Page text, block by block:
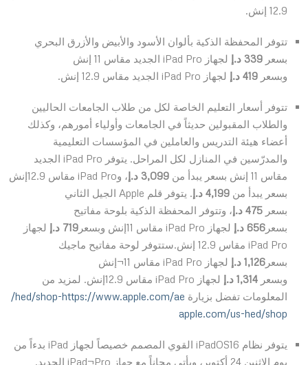
12.9 إنش.
تتوفر المحفظة الذكية بألوان الأسود والأبيض والأزرق البحري
بسعر 339 د.إ
لجهاز iPad Pro الجديد مقاس 11 إنش
وبسعر 419 د.إ لجهاز iPad Pro الجديد مقاس 12.9 إنش.
تتوفر أسعار التعليم الخاصة لكل من طلاب الجامعات الحاليين
والطلاب المقبولين حديثاً في الجامعات وأولياء أمورهم، وكذلك
أعضاء هيئة التدريس والعاملين في المؤسسات التعليمية
والمدرّسين في المنازل لكل المراحل. يتوفر iPad Pro الجديد
مقاس 11 إنش بسعر يبدأ من
3,099 د.إ
، وiPad Pro مقاس 12.9إنش
بسعر يبدأ من 4,199 د.إ
. يتوفر قلم Apple الجيل الثاني
بسعر
، وتتوفر المحفظة الذكية بلوحة مفاتيح
بسعر 656 د.إ لجهاز iPad Pro مقاس 11إنش وبسعر 719 د.إ
لجهاز
iPad Pro مقاس 12.9 إنش.ستتوفر لوحة مفاتيح ماجيك
بسعر 1,126 د.إ
لجهاز iPad Pro مقاس 11¬إنش
وبسعر
د.إ
لجهاز iPad Pro مقاس 12.9إنش. لمزيد من
المعلومات تفضل بزيارة
https://www.apple.com/ae-‏hed/shop/‏
apple.com/us-hed/shop‏
يتوفر نظام iPadOS16 القوي المصمم خصيصاً لجهاز iPad بدءاً من
يوم الإثنين 24 أكتوبر، ويأتي مجاناً مع جهاز iPad¬Pro الجديد.